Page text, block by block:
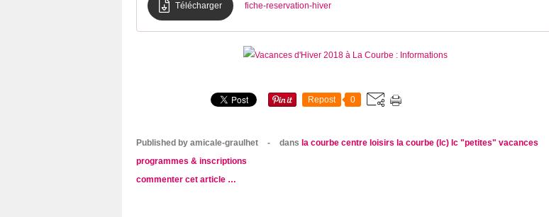
Télécharger fiche-reservation-hiver
Repost 0
Published by amicale-graulhet - dans la courbe centre loisirs la courbe (lc) lc "petites" vacances
programmes & inscriptions
commenter cet article …